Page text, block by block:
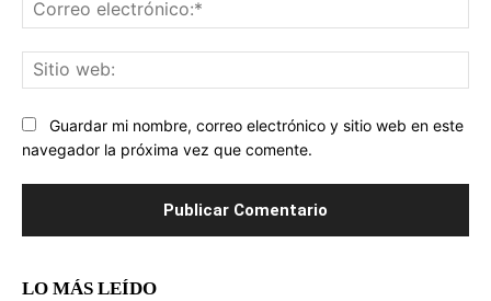
Guardar mi nombre, correo electrónico y sitio web en este
navegador la próxima vez que comente.
LO MÁS LEÍDO